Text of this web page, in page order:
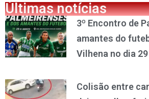
Últimas notícias
3º Encontro de
amantes do
Vilhena no dia
Colisão entre